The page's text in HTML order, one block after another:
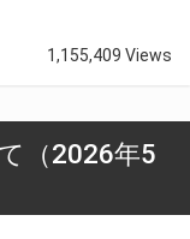
1,155,409 Views
（2026年5